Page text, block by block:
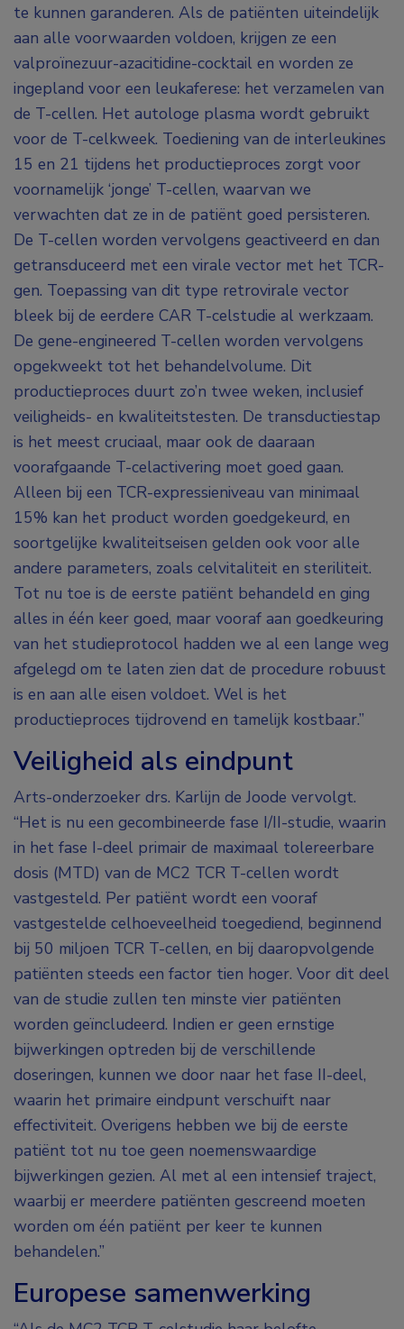
te kunnen garanderen. Als de patiënten uiteindelijk
aan alle voorwaarden voldoen, krijgen ze een
valproïnezuur-azacitidine-cocktail en worden ze
ingepland voor een leukaferese: het verzamelen van
de T-cellen. Het autologe plasma wordt gebruikt
voor de T-celkweek. Toediening van de interleukines
15 en 21 tijdens het productieproces zorgt voor
voornamelijk ‘jonge’ T-cellen, waarvan we
verwachten dat ze in de patiënt goed persisteren.
De T-cellen worden vervolgens geactiveerd en dan
getransduceerd met een virale vector met het TCR-
gen. Toepassing van dit type retrovirale vector
bleek bij de eerdere CAR T-celstudie al werkzaam.
De gene-engineered T-cellen worden vervolgens
opgekweekt tot het behandelvolume. Dit
productieproces duurt zo’n twee weken, inclusief
veiligheids- en kwaliteitstesten. De transductiestap
is het meest cruciaal, maar ook de daaraan
voorafgaande T-celactivering moet goed gaan.
Alleen bij een TCR-expressieniveau van minimaal
15% kan het product worden goedgekeurd, en
soortgelijke kwaliteitseisen gelden ook voor alle
andere parameters, zoals celvitaliteit en steriliteit.
Tot nu toe is de eerste patiënt behandeld en ging
alles in één keer goed, maar vooraf aan goedkeuring
van het studieprotocol hadden we al een lange weg
afgelegd om te laten zien dat de procedure robuust
is en aan alle eisen voldoet. Wel is het
productieproces tijdrovend en tamelijk kostbaar.”
Veiligheid als eindpunt
Arts-onderzoeker drs. Karlijn de Joode vervolgt.
“Het is nu een gecombineerde fase I/II-studie, waarin
in het fase I-deel primair de maximaal tolereerbare
dosis (MTD) van de MC2 TCR T-cellen wordt
vastgesteld. Per patiënt wordt een vooraf
vastgestelde celhoeveelheid toegediend, beginnend
bij 50 miljoen TCR T-cellen, en bij daaropvolgende
patiënten steeds een factor tien hoger. Voor dit deel
van de studie zullen ten minste vier patiënten
worden geïncludeerd. Indien er geen ernstige
bijwerkingen optreden bij de verschillende
doseringen, kunnen we door naar het fase II-deel,
waarin het primaire eindpunt verschuift naar
effectiviteit. Overigens hebben we bij de eerste
patiënt tot nu toe geen noemenswaardige
bijwerkingen gezien. Al met al een intensief traject,
waarbij er meerdere patiënten gescreend moeten
worden om één patiënt per keer te kunnen
behandelen.”
Europese samenwerking